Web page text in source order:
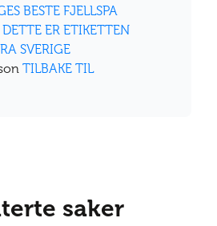
BESTE FJELLSPA
DETTE ER ETIKETTEN
SVERIGE
TILBAKE TIL
saker